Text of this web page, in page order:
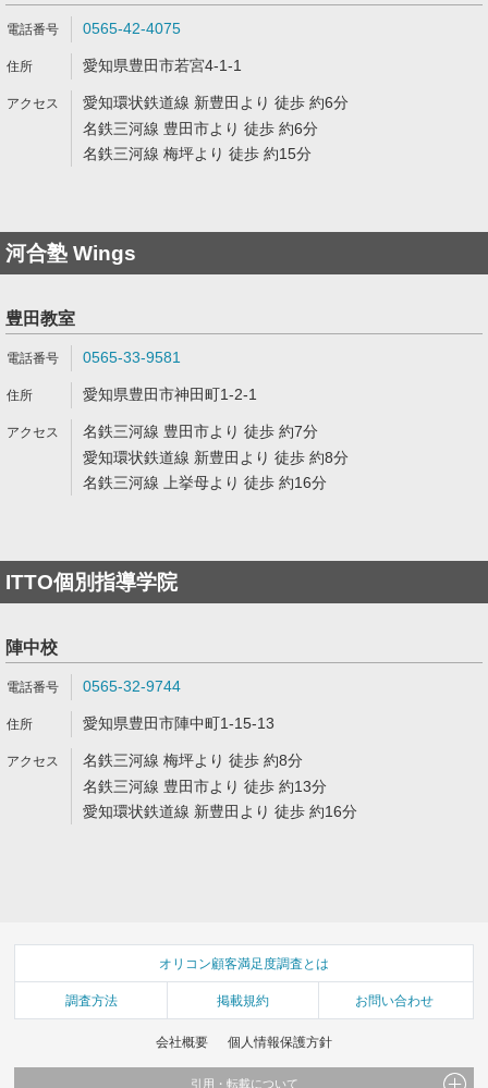
0565-42-4075
愛知県豊田市若宮4-1-1
愛知環状鉄道線 新豊田より 徒歩 約6分
名鉄三河線 豊田市より 徒歩 約6分
名鉄三河線 梅坪より 徒歩 約15分
河合塾 Wings
豊田教室
0565-33-9581
愛知県豊田市神田町1-2-1
名鉄三河線 豊田市より 徒歩 約7分
愛知環状鉄道線 新豊田より 徒歩 約8分
名鉄三河線 上挙母より 徒歩 約16分
ITTO個別指導学院
陣中校
0565-32-9744
愛知県豊田市陣中町1-15-13
名鉄三河線 梅坪より 徒歩 約8分
名鉄三河線 豊田市より 徒歩 約13分
愛知環状鉄道線 新豊田より 徒歩 約16分
オリコン顧客満足度調査とは
調査方法 掲載規約 お問い合わせ
会社概要 個人情報保護方針
引用・転載について